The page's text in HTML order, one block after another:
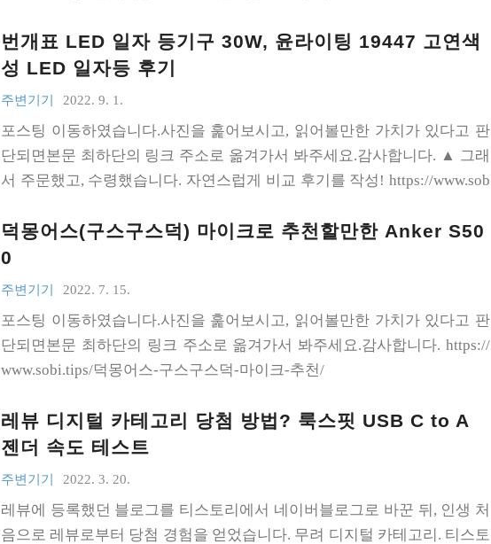
번개표 LED 일자 등기구 30W, 윤라이팅 19447 고연색
성 LED 일자등 후기
주변기기 2022. 9. 1.
포스팅 이동하였습니다.사진을 훑어보시고, 읽어볼만한 가치가 있다고 판
단되면본문 최하단의 링크 주소로 옮겨가서 봐주세요.감사합니다. ▲ 그래
서 주문했고, 수령했습니다. 자연스럽게 비교 후기를 작성! https://www.sob
덕몽어스(구스구스덕) 마이크로 추천할만한 Anker S50
0
주변기기 2022. 7. 15.
포스팅 이동하였습니다.사진을 훑어보시고, 읽어볼만한 가치가 있다고 판
단되면본문 최하단의 링크 주소로 옮겨가서 봐주세요.감사합니다. https://
www.sobi.tips/덕몽어스-구스구스덕-마이크-추천/
레뷰 디지털 카테고리 당첨 방법? 룩스핏 USB C to A
젠더 속도 테스트
주변기기 2022. 3. 20.
레뷰에 등록했던 블로그를 티스토리에서 네이버블로그로 바꾼 뒤, 인생 처
음으로 레뷰로부터 당첨 경험을 얻었습니다. 무려 디지털 카테고리. 티스토